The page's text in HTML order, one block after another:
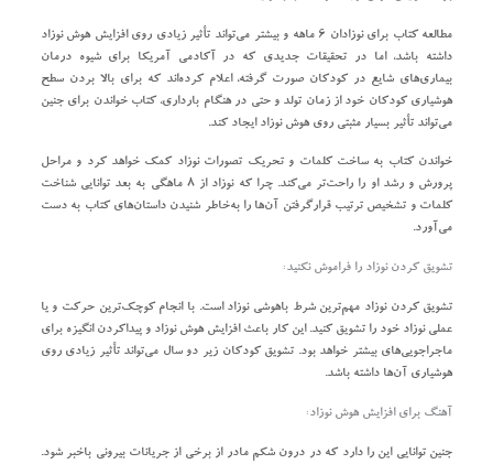
مطالعه کتاب برای نوزادان ۶ ماهه و بیشتر می‌تواند تأثیر زیادی روی افزایش هوش نوزاد
داشته باشد، اما در تحقیقات جدیدی که در آکادمی آمریکا برای شیوه درمان
بیماری‌های شایع در کودکان صورت‌ گرفته، اعلام کرده‌اند که برای بالا بردن سطح
هوشیاری کودکان خود از زمان تولد و حتی در هنگام بارداری، کتاب خواندن برای جنین
می‌تواند تأثیر بسیار مثبتی روی هوش نوزاد ایجاد کند.
خواندن کتاب به ساخت کلمات و تحریک تصورات نوزاد کمک خواهد کرد و مراحل
پرورش و رشد او را راحت‌تر می‌کند. چرا که نوزاد از ۸ ماهگی به بعد توانایی شناخت
کلمات و تشخیص ترتیب قرارگرفتن آن‌ها را به‌خاطر شنیدن داستان‌های کتاب به دست
می‌آورد.
تشویق کردن نوزاد را فراموش نکنید:
تشویق کردن نوزاد مهم‌ترین شرط باهوشی نوزاد است. با انجام کوچک‌ترین حرکت و یا
عملی نوزاد خود را تشویق کنید. این کار باعث افزایش هوش نوزاد و پیداکردن انگیزه برای
ماجراجویی‌های بیشتر خواهد بود. تشویق کودکان زیر دو سال می‌تواند تأثیر زیادی روی
هوشیاری آن‌ها داشته باشد.
آهنگ برای افزایش هوش نوزاد:
جنین توانایی این را دارد که در درون شکم مادر از برخی از جریانات بیرونی باخبر شود.